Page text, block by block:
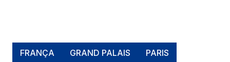
FRANÇA GRAND PALAIS PARIS